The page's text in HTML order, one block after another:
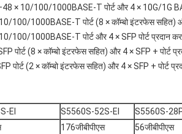
× 10/100/1000BASE-T पोर्ट और 4 × 10G/1G
1000BASE-T पोर्ट (8 × कॉम्बो इंटरफेस सहित) और
1000BASE-T पोर्ट और 4 × SFP पोर्ट प्रदान
पोर्ट (8 × कॉम्बो इंटरफेस सहित) और 4 × SFP + पोर्ट
पोर्ट (2 × कॉम्बो इंटरफेस सहित) और 4 × SFP + पोर्ट
EI S5560S-52S-EI S5560S-
176जीबीपीएस 56जीबीपीएस